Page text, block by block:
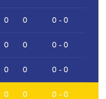
0 0 0 - 0
0 0 0 - 0
0 0 0 - 0
0 0 0 - 0